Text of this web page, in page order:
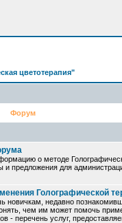
цветотерапия"
Форум
о методе
и предложения для
Голографической
новичкам, недавно
чем им может помочь
- перечень услуг,